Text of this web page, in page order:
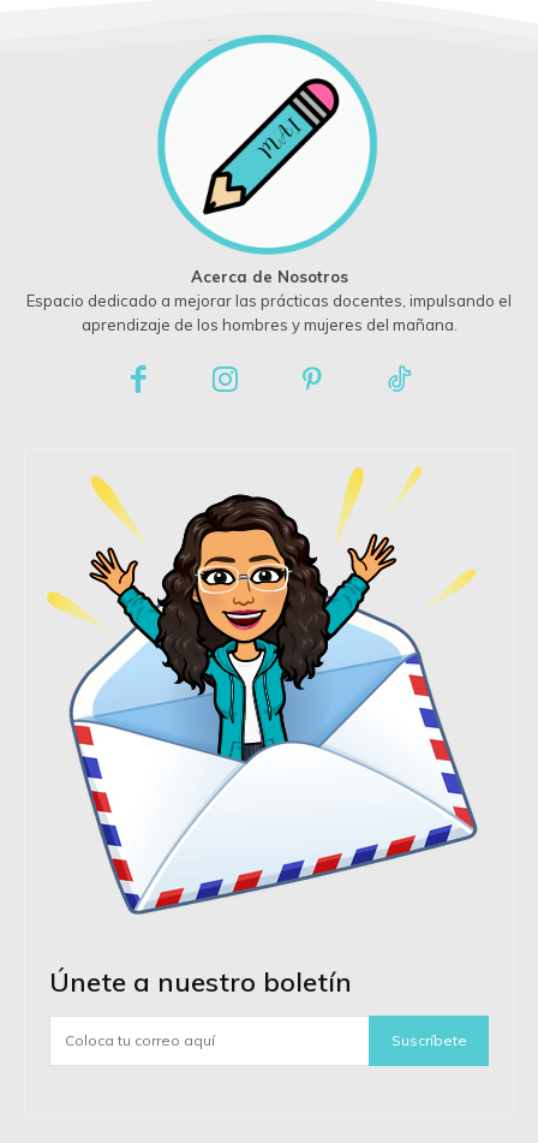
Acerca de Nosotros
Espacio dedicado a mejorar las prácticas docentes, impulsando el
aprendizaje de los hombres y mujeres del mañana.
Únete a nuestro boletín
Suscríbete